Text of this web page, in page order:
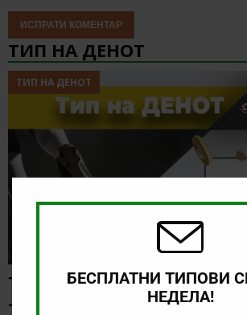
ТИП НА ДЕНОТ
ТИП НА ДЕНОТ
ТИП НА ДЕНОТ (08.08.2026,
– САО ПАОЛО
БЕСПЛАТНИ ТИПОВИ
НЕДЕЛА!